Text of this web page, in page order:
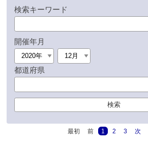
検索キーワード
開催年月
都道府県
検索
最初 前 1 2 3 次